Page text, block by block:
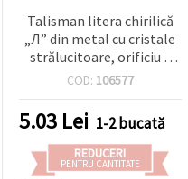
Talisman litera chirilică
„Л” din metal cu cristale
strălucitoare, orificiu 8
mm - ideal pentru
handmade
COD: 106577
5.03 Lei 1-2 bucată
REDUCERI
PENTRU CANTITATE